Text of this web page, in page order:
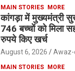
MAIN STORIES MORE
कांगड़ा में मुख्यमंत्री
746 बच्चों को मिला
रुपये किए खर्च
August 6, 2026 Awaz-
MAIN STORIES MORE